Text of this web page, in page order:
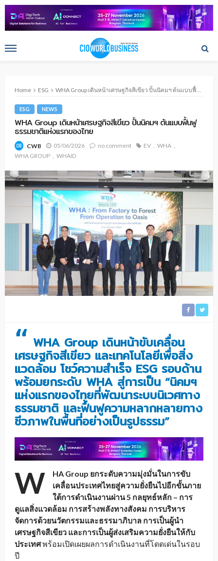
Home ESG WHA Group เดินหน้าเศรษฐกิจสีเขียว ปั้นนิคมฯ ต้นแบบฟื้นฟูธรรมชาติแห่งแรกของไทย
ESG NEWS
WHA Group เดินหน้าเศรษฐกิจสีเขียว ปั้นนิคมฯ ต้นแบบฟื้นฟู
ธรรมชาติแห่งแรกของไทย
CWB 05/06/2026 no comment EV
WHA
WHA GROUP
WHAID
“ WHA Group เดินหน้าขับเคลื่อน
เศรษฐกิจสีเขียว และเทคโนโลยีเพื่อสิ่ง
แวดล้อม โชว์ความสำเร็จ ESG รอบด้าน
พร้อมยกระดับ WHA สู่การเป็น “นิคมฯ
แห่งแรกของไทยที่พัฒนาระบบนิเวศทาง
ธรรมชาติ และฟื้นฟูความหลากหลายทาง
ชีวภาพในพื้นที่อย่างเป็นรูปธรรม”
W
HA Group ยกระดับความมุ่งมั่นในการขับ
เคลื่อนประเทศไทยสู่ความยั่งยืนไปอีกขั้นภาย
ใต้การดำเนินงานผ่าน5 กลยุทธ์หลัก – การ
ดูแลสิ่งแวดล้อม การสร้างพลังทางสังคม การบริหาร
จัดการด้วยนวัตกรรมและธรรมาภิบาล การเป็นผู้นำ
เศรษฐกิจสีเขียว และการเป็นผู้ส่งเสริมความยั่งยืนให้กับ
ประเทศพร้อมเปิดเผยผลการดำเนินงานที่โดดเด่นในรอบ
ปี